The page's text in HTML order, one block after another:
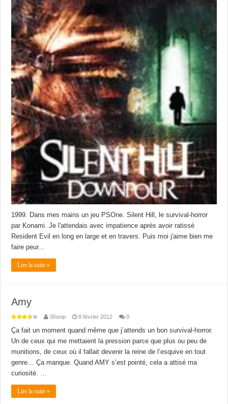
1999. Dans mes mains un jeu PSOne. Silent Hill, le survival-horror
par Konami. Je l'attendais avec impatience après avoir ratissé
Resident Evil en long en large et en travers. Puis moi j'aime bien me
faire peur...
Lire la suite »
Amy
Shoop 8 février 2012 0
Ça fait un moment quand même que j’attends un bon survival-horror.
Un de ceux qui me mettaient la pression parce que plus ou peu de
munitions, de ceux où il fallait devenir la reine de l’esquive en tout
genre… Ça manque. Quand AMY s’est pointé, cela a attisé ma
curiosité. …
Lire la suite »